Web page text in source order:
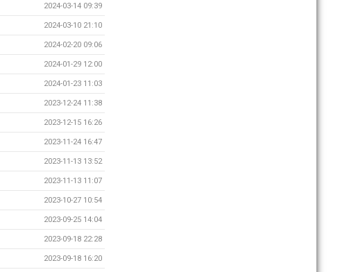
2024-03-14 09:39
2024-03-10 21:10
2024-02-20 09:06
2024-01-29 12:00
2024-01-23 11:03
2023-12-24 11:38
2023-12-15 16:26
2023-11-24 16:47
2023-11-13 13:52
2023-11-13 11:07
2023-10-27 10:54
2023-09-25 14:04
2023-09-18 22:28
2023-09-18 16:20